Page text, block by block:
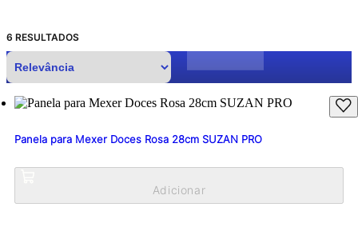
6 RESULTADOS
Panela para Mexer Doces Rosa 28cm SUZAN PRO